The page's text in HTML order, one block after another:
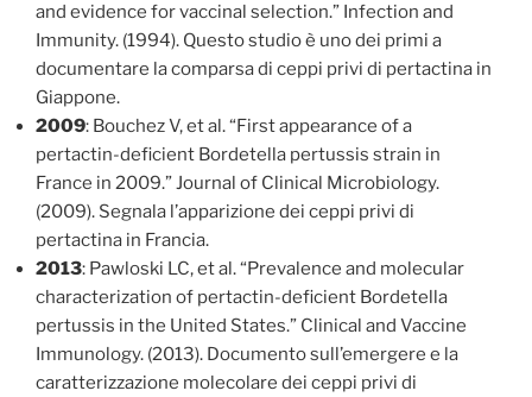
and evidence for vaccinal selection.” Infection and
Immunity. (1994). Questo studio è uno dei primi a
documentare la comparsa di ceppi privi di pertactina in
Giappone.
2009: Bouchez V, et al. “First appearance of a
pertactin-deficient Bordetella pertussis strain in
France in 2009.” Journal of Clinical Microbiology.
(2009). Segnala l’apparizione dei ceppi privi di
pertactina in Francia.
2013: Pawloski LC, et al. “Prevalence and molecular
characterization of pertactin-deficient Bordetella
pertussis in the United States.” Clinical and Vaccine
Immunology. (2013). Documento sull’emergere e la
caratterizzazione molecolare dei ceppi privi di